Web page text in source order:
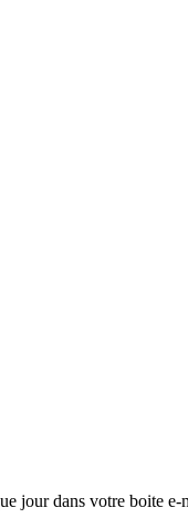
jour dans votre boite e-